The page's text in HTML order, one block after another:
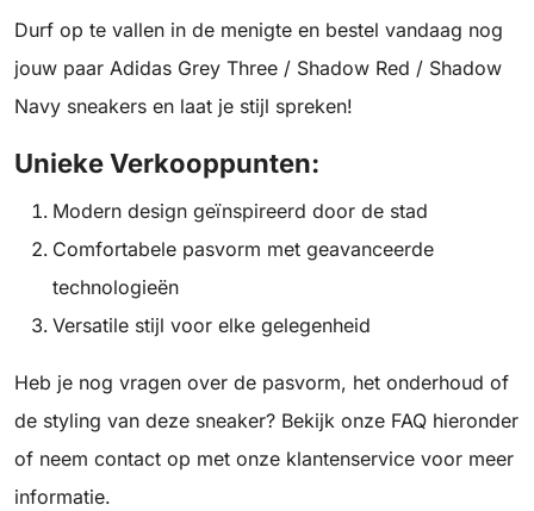
Durf op te vallen in de menigte en bestel vandaag nog
jouw paar Adidas Grey Three / Shadow Red / Shadow
Navy sneakers en laat je stijl spreken!
Unieke Verkooppunten:
Modern design geïnspireerd door de stad
Comfortabele pasvorm met geavanceerde
technologieën
Versatile stijl voor elke gelegenheid
Heb je nog vragen over de pasvorm, het onderhoud of
de styling van deze sneaker? Bekijk onze FAQ hieronder
of neem contact op met onze klantenservice voor meer
informatie.